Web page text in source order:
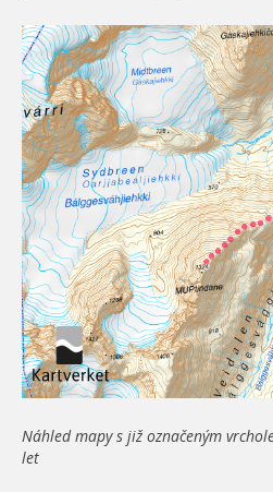
Náhled mapy s již označeným
let